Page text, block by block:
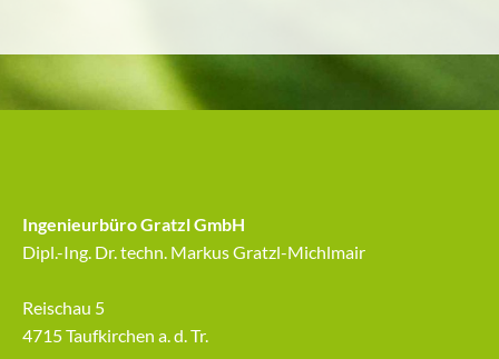
Ingenieurbüro Gratzl GmbH
Dipl.-Ing. Dr. techn. Markus Gratzl-Michlmair
Reischau 5
4715 Taufkirchen a. d. Tr.